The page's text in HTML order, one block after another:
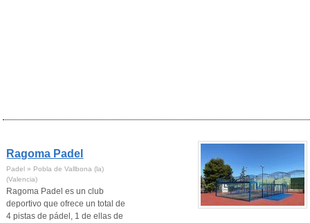
Ragoma Padel
Padel » Pobla de Vallbona (la)
(Valencia)
Ragoma Padel es un club
deportivo que ofrece un total de
4 pistas de pádel, 1 de ellas de